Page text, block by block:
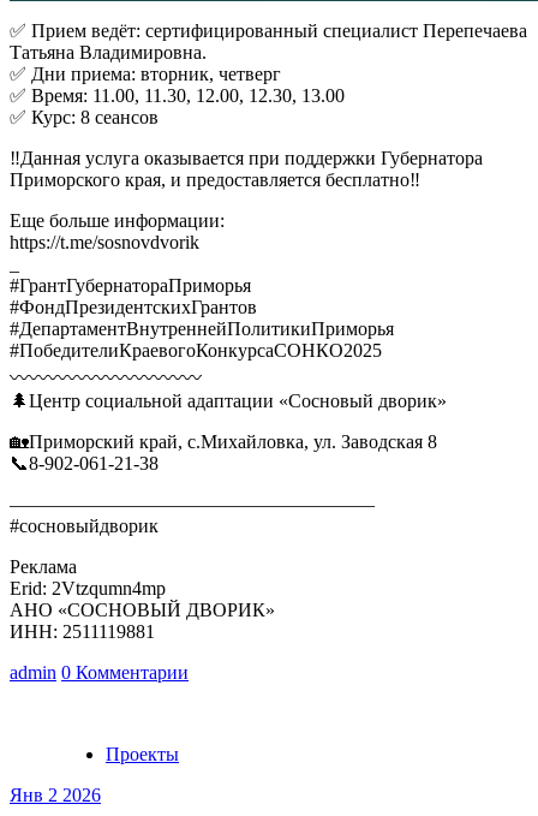
✅ Прием ведёт: сертифицированный специалист Перепечаева
Татьяна Владимировна.
✅ Дни приема: вторник, четверг
✅ Время: 11.00, 11.30, 12.00, 12.30, 13.00
✅ Курс: 8 сеансов
‼️Данная услуга оказывается при поддержки Губернатора
Приморского края, и предоставляется бесплатно‼️
Еще больше информации:
https://t.me/sosnovdvorik
#ГрантГубернатораПриморья
#ФондПрезидентскихГрантов
#ДепартаментВнутреннейПолитикиПриморья
#ПобедителиКраевогоКонкурсаСОНКО2025
〰️〰️〰️〰️〰️〰️〰️〰️〰️〰️
🌲Центр социальной адаптации «Сосновый дворик»
🏡Приморский край, с.Михайловка, ул. Заводская 8
📞8-902-061-21-38
———————————————————
#сосновыйдворик
Реклама
Erid: 2Vtzqumn4mp
АНО «СОСНОВЫЙ ДВОРИК»
ИНН: 2511119881
admin 0 Комментарии
Проекты
Янв 2 2026